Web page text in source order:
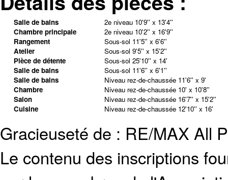
Salle de bains 2e niveau 10'9'' x 13'4''
Chambre principale
2e niveau 10'2'' x 16'9''
Rangement
Sous-sol 11'5'' x 6'6''
Atelier
Sous-sol 9'5'' x 15'2''
Pièce de détente
Sous-sol 25'10'' x 14'
Salle de bains
Sous-sol 11'6'' x 6'1''
Salle de bains
Niveau rez-de-chaussée 11'6'' x 9'
Chambre
Niveau rez-de-chaussée 10' x 10'8''
Salon
Niveau rez-de-chaussée 16'7'' x 15'2''
Cuisine
Niveau rez-de-chaussée 12'10'' x 16'
Gracieuseté de : RE/MAX All
Le contenu des inscriptions